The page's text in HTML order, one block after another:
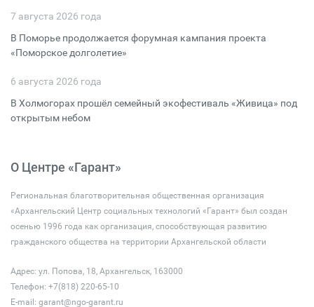
7 августа 2026 года
В Поморье продолжается форумная кампания проекта
«Поморское долголетие»
6 августа 2026 года
В Холмогорах прошёл семейный экофестиваль «Живица» под
открытым небом
О Центре «Гарант»
Региональная благотворительная общественная организация
«Архангельский Центр социальных технологий «Гарант» был создан
осенью 1996 года как организация, способствующая развитию
гражданского общества на территории Архангельской области
Адрес: ул. Попова, 18, Архангельск, 163000
Телефон: +7(818) 220-65-10
E-mail: garant@ngo-garant.ru